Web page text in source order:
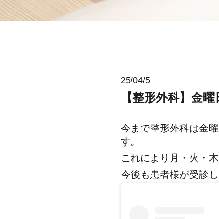
25/04/5
【整形外科】金
今まで整形外科は金
す。
これにより月・火・
今後も患者様が受診